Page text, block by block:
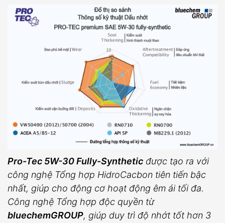
Pro-Tec 5W-30 Fully-Synthetic được tạo ra với
công nghệ Tổng hợp HidroCacbon tiên tiến bậc
nhất, giúp cho động cơ hoạt động êm ái tối đa.
Công nghệ Tổng hợp độc quyền từ
bluechemGROUP, giúp duy trì độ nhớt tốt hơn 3